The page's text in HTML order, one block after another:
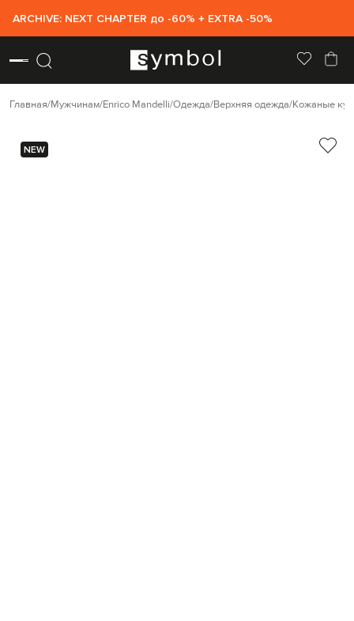
ARCHIVE: NEXT CHAPTER до -60% + EXTRA -50%
Главная Мужчинам Enrico Mandelli Одежда Верхняя одежда Кожаные
NEW